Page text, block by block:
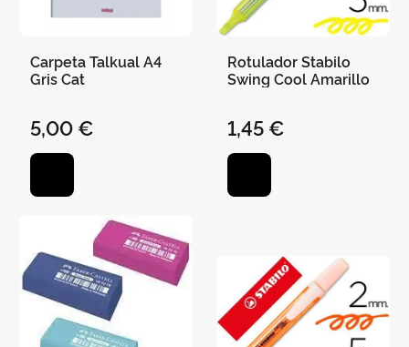
Carpeta Talkual A4
Gris Cat
5,00 €
Rotulador Stabilo
Swing Cool Amarillo
1,45 €